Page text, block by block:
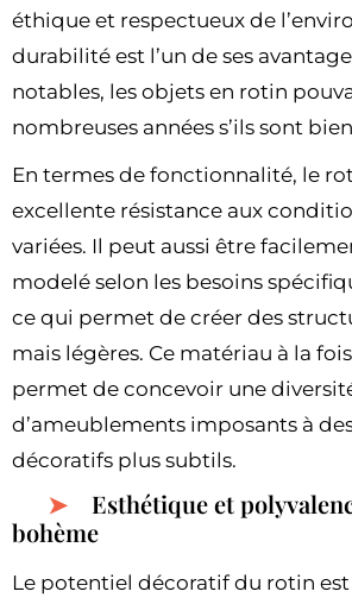
éthique et respectueux de
durabilité est l’un de ses
notables, les objets en rotin
nombreuses années s’ils sont
En termes de fonctionnalité, le
excellente résistance aux
variées. Il peut aussi être
modelé selon les besoins
ce qui permet de créer des
mais légères. Ce matériau à la
permet de concevoir une
d’ameublements imposants à
décoratifs plus subtils.
Esthétique et
bohème
Le potentiel décoratif du rotin